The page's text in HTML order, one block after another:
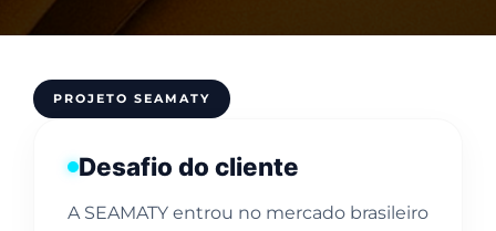
PROJETO SEAMATY
Desafio do cliente
A SEAMATY entrou no mercado brasileiro